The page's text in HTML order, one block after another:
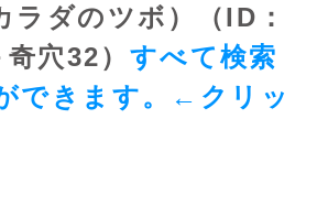
ラダのツボ）（ID：
穴32） すべて検索
できます。←クリッ